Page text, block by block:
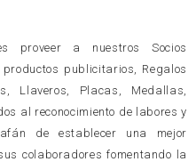
proveer a nuestros Socios
publicitarios, Regalos
Llaveros, Placas, Medallas,
al reconocimiento de labores y
de establecer una mejor
colaboradores fomentando la